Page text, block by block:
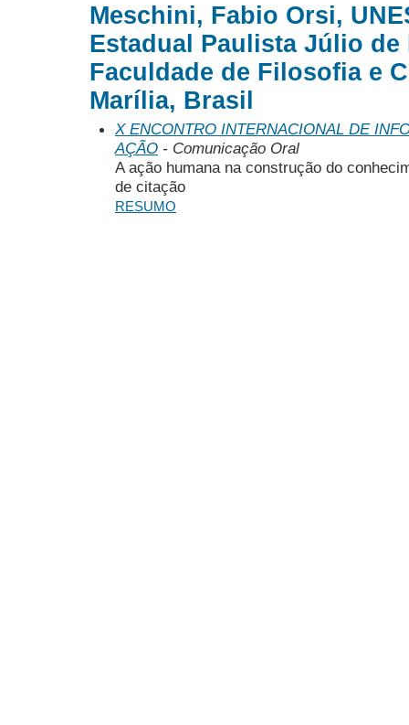
Meschini, Fabio Orsi,
Estadual Paulista Júlio de
Faculdade de Filosofia e
Marília, Brasil
X ENCONTRO INTERNACIONAL DE
AÇÃO - Comunicação Oral
A ação humana na construção do
de citação
RESUMO